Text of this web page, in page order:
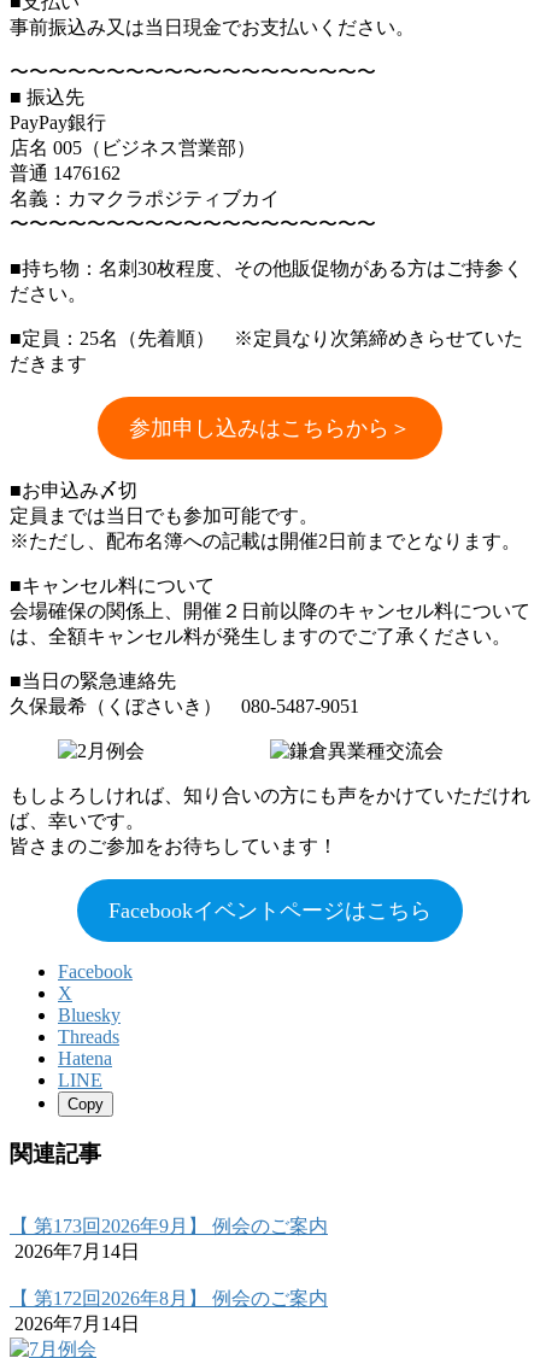
事前振込み又は当日現金でお支払いください。
〜〜〜〜〜〜〜〜〜〜〜〜〜〜〜〜〜〜〜
■ 振込先
PayPay銀行
店名 005（ビジネス営業部）
普通 1476162
名義：カマクラポジティブカイ
〜〜〜〜〜〜〜〜〜〜〜〜〜〜〜〜〜〜〜
■持ち物：名刺30枚程度、その他販促物がある方はご持参く
ださい。
■定員：25名（先着順） ※定員なり次第締めきらせていた
だきます
参加申し込みはこちらから＞
■お申込み〆切
定員までは当日でも参加可能です。
※ただし、配布名簿への記載は開催2日前までとなります。
■キャンセル料について
会場確保の関係上、開催２日前以降のキャンセル料について
は、全額キャンセル料が発生しますのでご了承ください。
■当日の緊急連絡先
久保最希（くぼさいき） 080-5487-9051
もしよろしければ、知り合いの方にも声をかけていただけれ
ば、幸いです。
皆さまのご参加をお待ちしています！
Facebookイベントページはこちら
Facebook
X
Bluesky
Threads
Hatena
LINE
Copy
関連記事
【 第173回2026年9月】 例会のご案内
2026年7月14日
【 第172回2026年8月】 例会のご案内
2026年7月14日